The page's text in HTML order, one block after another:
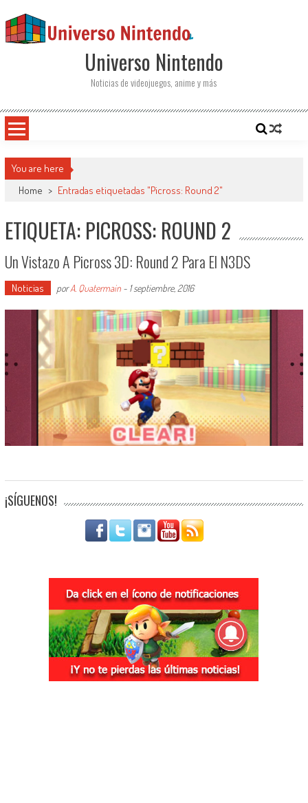
Universo Nintendo
Noticias de videojuegos, anime y más
You are here
Home > Entradas etiquetadas "Picross: Round 2"
ETIQUETA: PICROSS: ROUND 2
Un Vistazo A Picross 3D: Round 2 Para El N3DS
Noticias porA. Quatermain- 1 septiembre, 2016
¡SÍGUENOS!